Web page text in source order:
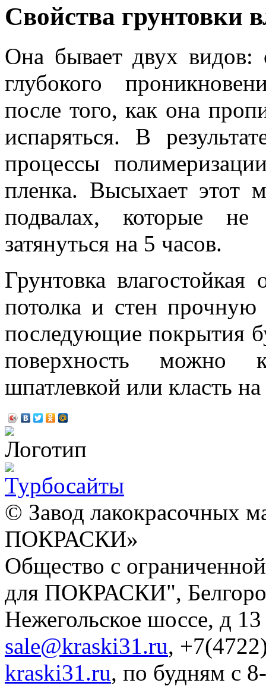
Свойства грунтовки
Она бывает двух видов:
глубокого
после того, как она
испаряться. В
процессы
пленка. Высыхает этот
подвалах, которые не
затянуться на 5 часов.
Грунтовка
потолка и стен прочную
последующие покрытия
поверхность можно
шпатлевкой или класть
© Завод лакокрасочных
ПОКРАСКИ»
Общество с
для ПОКРАСКИ",
Нежегольское шоссе, д 13
sale@kraski31.ru,
kraski31.ru, по будням с